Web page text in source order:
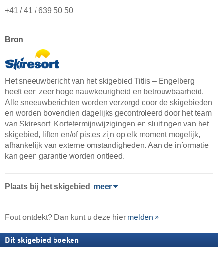
+41 / 41 / 639 50 50
Bron
Het sneeuwbericht van het skigebied Titlis – Engelberg
heeft een zeer hoge nauwkeurigheid en betrouwbaarheid.
Alle sneeuwberichten worden verzorgd door de skigebieden
en worden bovendien dagelijks gecontroleerd door het team
van Skiresort. Kortetermijnwijzigingen en sluitingen van het
skigebied, liften en/of pistes zijn op elk moment mogelijk,
afhankelijk van externe omstandigheden. Aan de informatie
kan geen garantie worden ontleed.
Plaats bij het skigebied meer
Fout ontdekt? Dan kunt u deze hier melden
Dit skigebied boeken